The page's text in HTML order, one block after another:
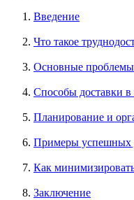
Введение
Что такое
Основные проблемы
Способы доставки
Планирование и
Примеры успешных
Как
Заключение